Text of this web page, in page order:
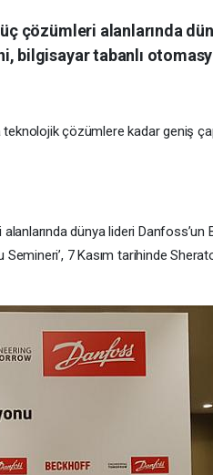
çözümleri alanlarında
bilgisayar tabanlı
teknolojik çözümlere kadar geniş
dünya lideri Danfoss’un
7 Kasım tarihinde